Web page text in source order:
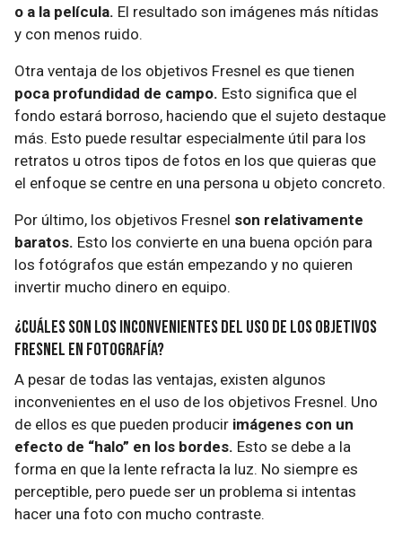
o a la película. El resultado son imágenes más nítidas
y con menos ruido.
Otra ventaja de los objetivos Fresnel es que tienen
poca profundidad de campo. Esto significa que el
fondo estará borroso, haciendo que el sujeto destaque
más. Esto puede resultar especialmente útil para los
retratos u otros tipos de fotos en los que quieras que
el enfoque se centre en una persona u objeto concreto.
Por último, los objetivos Fresnel son relativamente
baratos. Esto los convierte en una buena opción para
los fotógrafos que están empezando y no quieren
invertir mucho dinero en equipo.
¿Cuáles son los inconvenientes del uso de los objetivos
Fresnel en fotografía?
A pesar de todas las ventajas, existen algunos
inconvenientes en el uso de los objetivos Fresnel. Uno
de ellos es que pueden producir imágenes con un
efecto de “halo” en los bordes. Esto se debe a la
forma en que la lente refracta la luz. No siempre es
perceptible, pero puede ser un problema si intentas
hacer una foto con mucho contraste.